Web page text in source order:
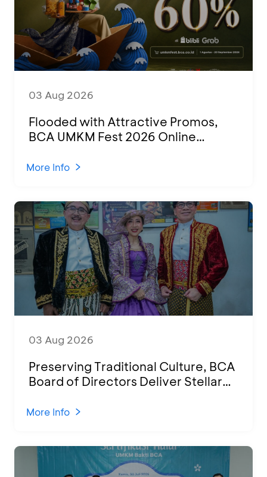
03 Aug 2026
Flooded with Attractive Promos,
BCA UMKM Fest 2026 Online
Various Regions
More Info
03 Aug 2026
Preserving Traditional Culture, BCA
Board of Directors Deliver Stellar
2026
More Info